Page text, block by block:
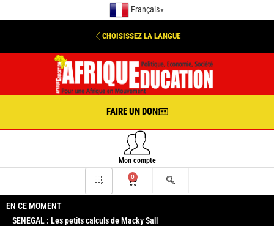
Français ▼
CHOISISSEZ LA LANGUE
FAIRE UN DON
Mon compte
0
EN CE MOMENT
SENEGAL : Les petits calculs de Macky Sall